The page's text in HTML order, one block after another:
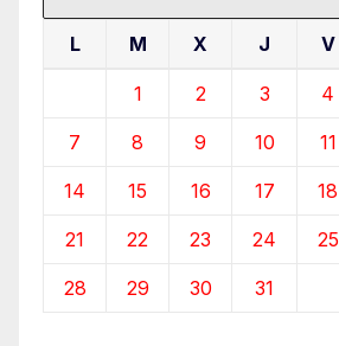
L M X J V
1 2 3 4
7 8 9 10 11
14 15 16 17 18
21 22 23 24 25
28 29 30 31